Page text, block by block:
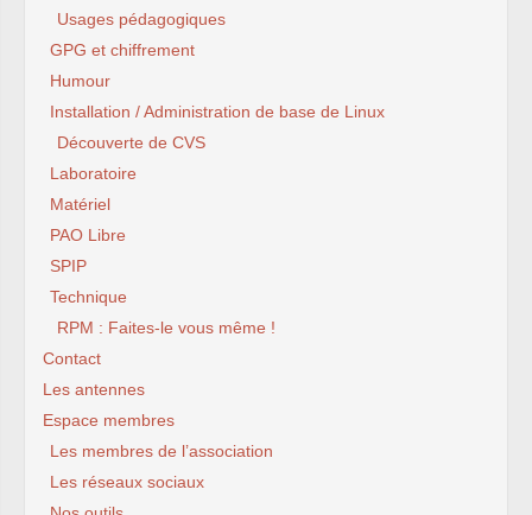
Usages pédagogiques
GPG et chiffrement
Humour
Installation / Administration de base de Linux
Découverte de CVS
Laboratoire
Matériel
PAO Libre
SPIP
Technique
RPM : Faites-le vous même !
Contact
Les antennes
Espace membres
Les membres de l’association
Les réseaux sociaux